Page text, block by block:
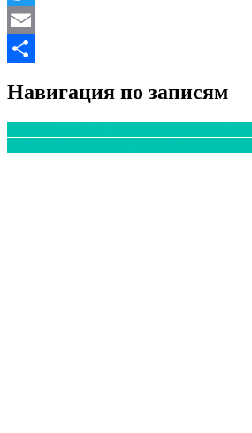
Twitter
Email
Навигация по записям